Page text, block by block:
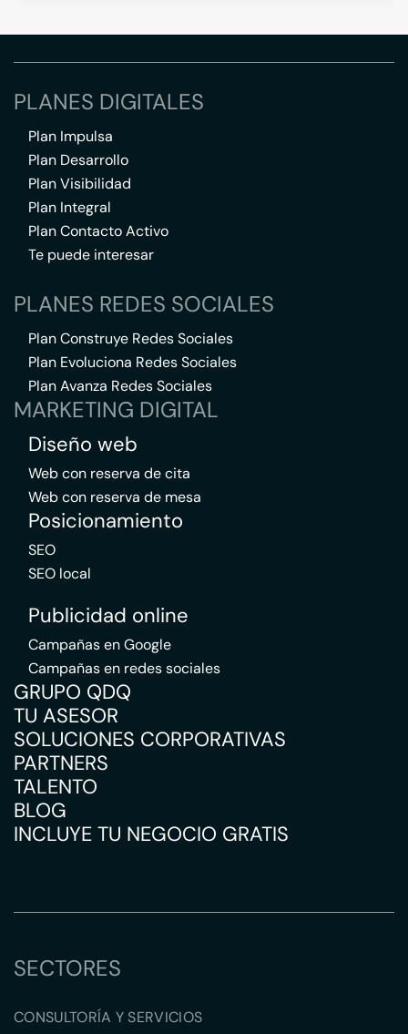
PLANES DIGITALES
Plan Impulsa
Plan Desarrollo
Plan Visibilidad
Plan Integral
Plan Contacto Activo
Te puede interesar
PLANES REDES SOCIALES
Plan Construye Redes Sociales
Plan Evoluciona Redes Sociales
Plan Avanza Redes Sociales
MARKETING DIGITAL
Diseño web
Web con reserva de cita
Web con reserva de mesa
Posicionamiento
SEO
SEO local
Publicidad online
Campañas en Google
Campañas en redes sociales
GRUPO QDQ
TU ASESOR
SOLUCIONES CORPORATIVAS
PARTNERS
TALENTO
BLOG
INCLUYE TU NEGOCIO GRATIS
SECTORES
CONSULTORÍA Y SERVICIOS